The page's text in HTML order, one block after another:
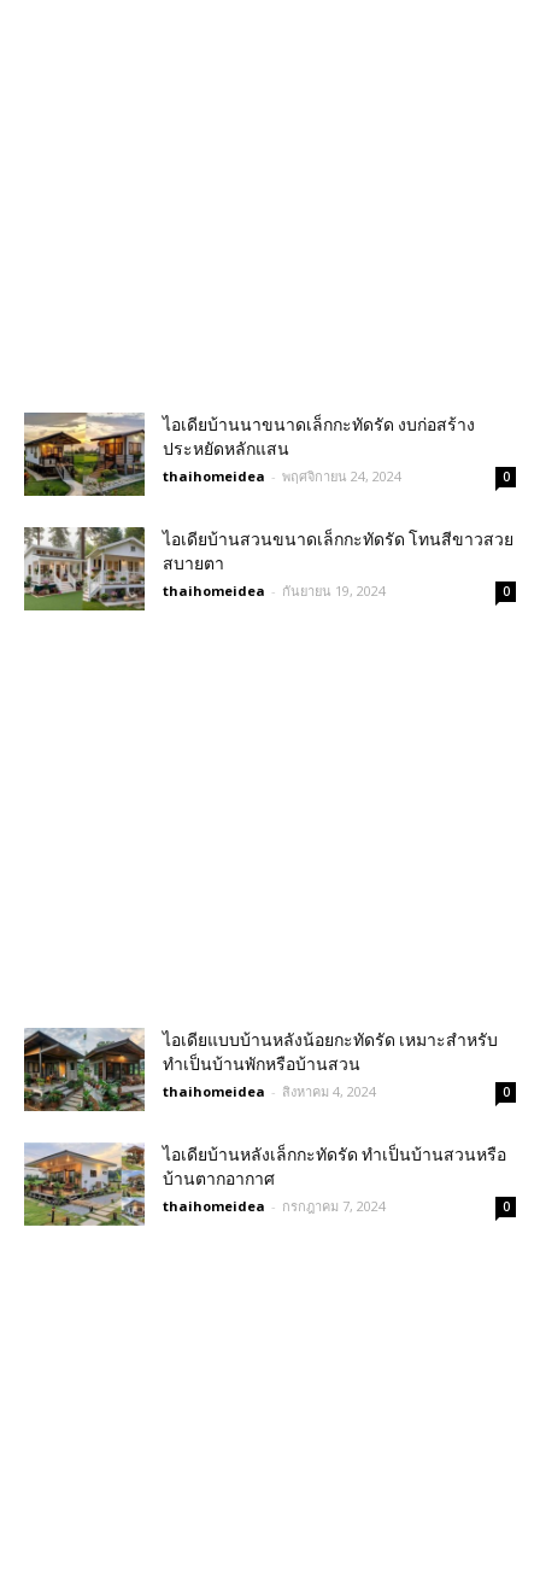
ไอเดียบ้านนาขนาดเล็กกะทัดรัด งบก่อสร้าง
ประหยัดหลักแสน
thaihomeidea - พฤศจิกายน 24, 2024 0
ไอเดียบ้านสวนขนาดเล็กกะทัดรัด โทนสีขาวสวย
สบายตา
thaihomeidea - กันยายน 19, 2024 0
ไอเดียแบบบ้านหลังน้อยกะทัดรัด เหมาะสำหรับ
ทำเป็นบ้านพักหรือบ้านสวน
thaihomeidea - สิงหาคม 4, 2024 0
ไอเดียบ้านหลังเล็กกะทัดรัด ทำเป็นบ้านสวนหรือ
บ้านตากอากาศ
thaihomeidea - กรกฎาคม 7, 2024 0